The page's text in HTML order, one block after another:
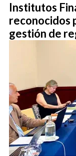
Institutos
reconocidos
gestión de